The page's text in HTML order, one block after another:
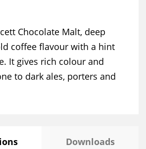
Chocolate Malt, deep
coffee flavour with a hint
It gives rich colour and
to dark ales, porters and
Downloads